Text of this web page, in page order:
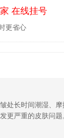
在线挂号
更省心
处长时间潮湿、
更严重的皮肤问